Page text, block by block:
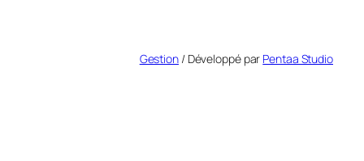
Gestion/ Développé par Pentaa Studio